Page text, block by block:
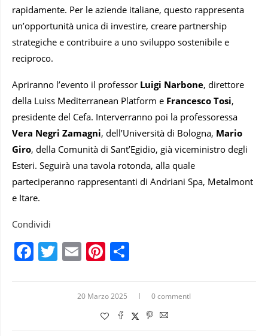
rapidamente. Per le aziende italiane, questo rappresenta
un’opportunità unica di investire, creare partnership
strategiche e contribuire a uno sviluppo sostenibile e
reciproco.
Apriranno l’evento il professor Luigi Narbone, direttore
della Luiss Mediterranean Platform e Francesco Tosi,
presidente del Cefa. Interverranno poi la professoressa
Vera Negri Zamagni, dell’Università di Bologna, Mario
Giro, della Comunità di Sant’Egidio, già viceministro degli
Esteri. Seguirà una tavola rotonda, alla quale
parteciperanno rappresentanti di Andriani Spa, Metalmont
e Itare.
Condividi
Facebook
Twitter
EmailPinterest
20 Marzo 2025 0 commentI